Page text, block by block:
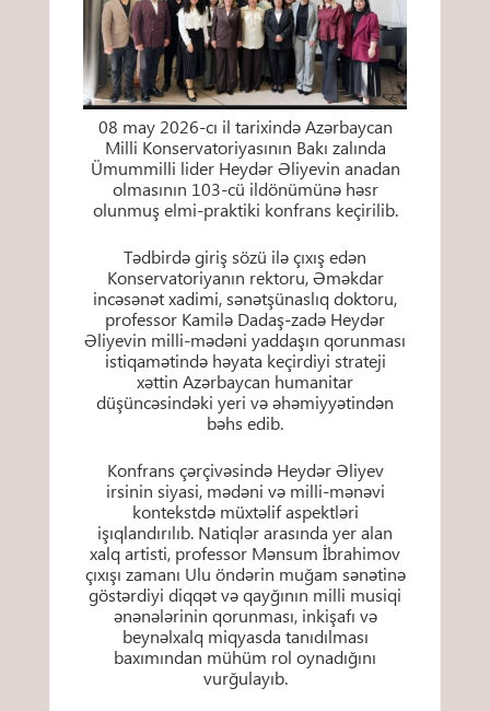
08 may 2026-cı il tarixində Azərbaycan
Milli Konservatoriyasının Bakı zalında
Ümummilli lider Heydər Əliyevin anadan
olmasının 103-cü ildönümünə həsr
olunmuş elmi-praktiki konfrans keçirilib.
Tədbirdə giriş sözü ilə çıxış edən
Konservatoriyanın rektoru, Əməkdar
incəsənət xadimi, sənətşünaslıq doktoru,
professor Kamilə Dadaş-zadə Heydər
Əliyevin milli-mədəni yaddaşın qorunması
istiqamətində həyata keçirdiyi strateji
xəttin Azərbaycan humanitar
düşüncəsindəki yeri və əhəmiyyətindən
bəhs edib.
Konfrans çərçivəsində Heydər Əliyev
irsinin siyasi, mədəni və milli-mənəvi
kontekstdə müxtəlif aspektləri
işıqlandırılıb. Natiqlər arasında yer alan
xalq artisti, professor Mənsum İbrahimov
çıxışı zamanı Ulu öndərin muğam sənətinə
göstərdiyi diqqət və qayğının milli musiqi
ənənələrinin qorunması, inkişafı və
beynəlxalq miqyasda tanıdılması
baxımından mühüm rol oynadığını
vurğulayıb.